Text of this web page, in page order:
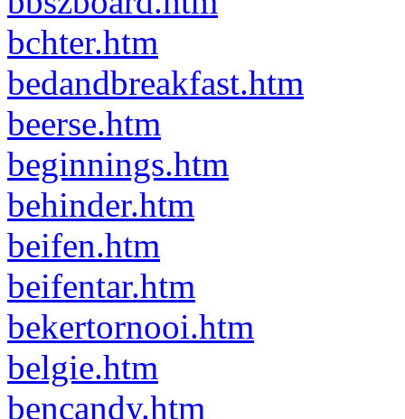
bchter.htm
bedandbreakfast.htm
beerse.htm
beginnings.htm
behinder.htm
beifen.htm
beifentar.htm
bekertornooi.htm
belgie.htm
bencandy.htm